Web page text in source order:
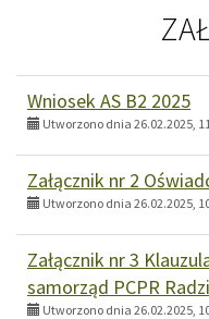
Wniosek AS B2 2025
Utworzono dnia 26.02.2025,
Załącznik nr 2
Utworzono dnia 26.02.2025,
Załącznik nr 3
samorząd PCPR
Utworzono dnia 26.02.2025,